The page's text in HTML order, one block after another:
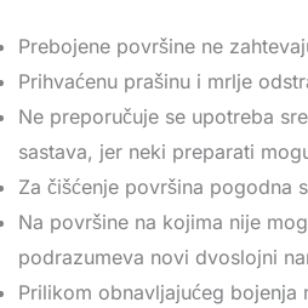
Prebojene površine ne
Prihvaćenu prašinu i mrlje
Ne preporučuje se upotreba
sastava, jer neki preparati
Za čišćenje površina pogodna
Na površine na kojima nije
podrazumeva novi dvoslojni
Prilikom obnavljajućeg bojenja